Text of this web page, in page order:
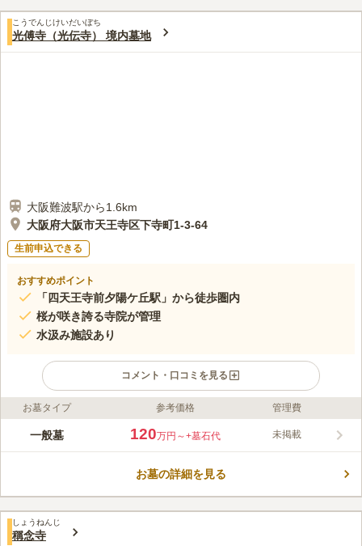
とができます。園内には法要ができる施設が設けられています。
お墓参りと同じ場所で法要を執り行いたい方におすすめです。
口コミ評価
みんなの評価
3.8
周辺はお寺が密集しておりお店は無いが、最寄駅周辺は繁華街で
こうでんじけいだいぼち
光傅寺（光伝寺） 境内墓地
大阪難波駅から1.6km
大阪府大阪市天王寺区下寺町1-3-64
生前申込できる
おすすめポイント
「四天王寺前夕陽ケ丘駅」から徒歩圏内
桜が咲き誇る寺院が管理
水汲み施設あり
コメント・口コミを見る
ライフドット編集部のコメント
穏やかな木漏れ日と、豊かな木々のコントラストが美しい、谷町
がらお参りができる光傅寺が管理している霊園です。光傅寺の境
れています。お墓の掃除をするときに利用できるので便利な環境
口コミ評価
この霊園はまだ誰からも評価されていません。
お墓タイプ 参考価格 管理費
一般墓 120万円～+墓石代 未掲載
お墓の詳細を見る
しょうねんじ
稱念寺